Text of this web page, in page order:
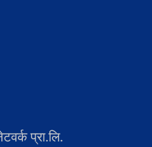
प्रा.लि.